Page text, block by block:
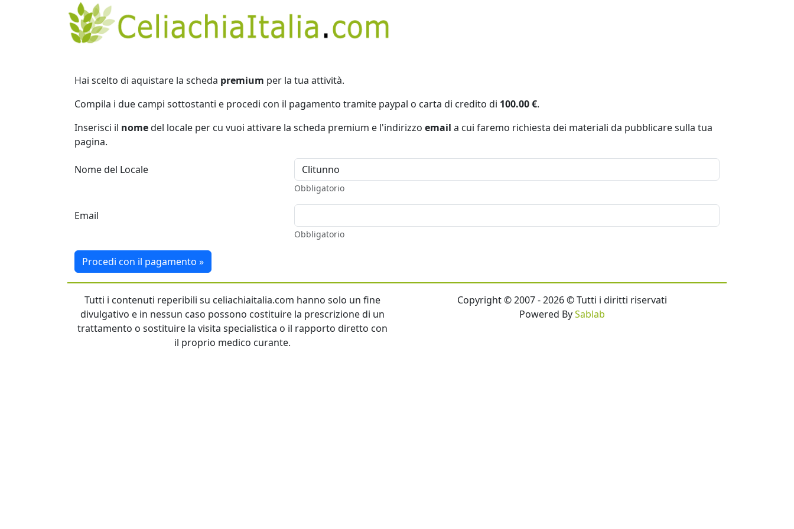
Hai scelto di aquistare la scheda premium per la tua attività.
Compila i due campi sottostanti e procedi con il pagamento tramite paypal o carta di credito di 100.00 €.
Inserisci il nomedel locale per cu vuoi attivare la scheda premium e l'indirizzo email a cui faremo richiesta dei materiali da pubblicare sulla tua
pagina.
Nome del Locale
Obbligatorio
Email
Obbligatorio
Procedi con il pagamento »
Tutti i contenuti reperibili su celiachiaitalia.com hanno solo un fine
divulgativo e in nessun caso possono costituire la prescrizione di un
trattamento o sostituire la visita specialistica o il rapporto diretto con
il proprio medico curante.
Copyright © 2007 - 2026 © Tutti i diritti riservati
Powered BySablab